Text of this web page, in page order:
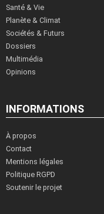
Santé & Vie
Planète & Climat
Sociétés & Futurs
Dossiers
Multimédia
Opinions
INFORMATIONS
À propos
Contact
Mentions légales
Politique RGPD
Soutenir le projet